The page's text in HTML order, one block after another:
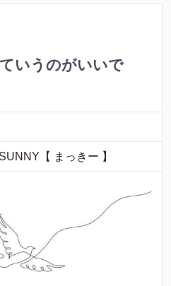
いうのがいいで
【 まっきー 】